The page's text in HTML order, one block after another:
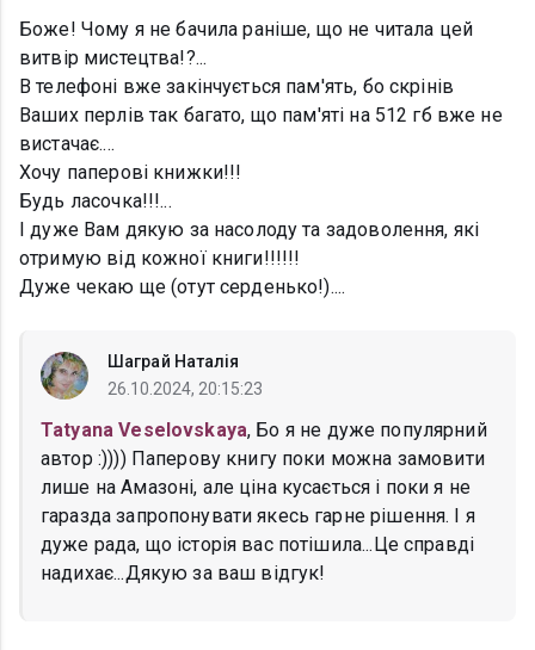
Боже! Чому я не бачила раніше, що не читала цей
витвір мистецтва!?...
В телефоні вже закінчується пам'ять, бо скрінів
Ваших перлів так багато, що пам'яті на 512 гб вже не
вистачає....
Хочу паперові книжки!!!
Будь ласочка!!!...
І дуже Вам дякую за насолоду та задоволення, які
отримую від кожної книги!!!!!!
Дуже чекаю ще (отут серденько!)....
Шаграй Наталія
26.10.2024, 20:15:23
Tatyana Veselovskaya, Бо я не дуже популярний
автор :)))) Паперову книгу поки можна замовити
лише на Амазоні, але ціна кусається і поки я не
гаразда запропонувати якесь гарне рішення. І я
дуже рада, що історія вас потішила...Це справді
надихає...Дякую за ваш відгук!